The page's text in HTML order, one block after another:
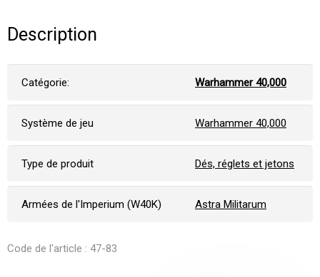
Description
Catégorie: Warhammer 40,000
Système de jeu Warhammer 40,000
Type de produit Dés, réglets et jetons
Armées de l'Imperium (W40K) Astra Militarum
Code de l'article : 47-83